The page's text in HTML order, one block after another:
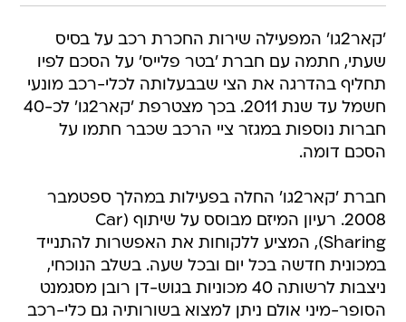
'קאר2גו' המפעילה שירות החכרת רכב על בסיס
שעתי, חתמה עם חברת 'בטר פלייס' על הסכם לפיו
תחליף בהדרגה את הצי שבבעלותה לכלי-רכב מונעי
חשמל עד שנת 2011. בכך מצטרפת 'קאר2גו' לכ-40
חברות נוספות במגזר ציי הרכב שכבר חתמו על
הסכם דומה.
חברת 'קאר2גו' החלה בפעילות במהלך ספטמבר
2008. רעיון המיזם מבוסס על שיתוף (Car
Sharing), המציע ללקוחות את האפשרות להתנייד
במכונית חדשה בכל יום ובכל שעה. בשלב הנוכחי,
ניצבות לרשותה 40 מכוניות בגוש-דן רובן מסגמנט
הסופר-מיני אולם ניתן למצוא בשורותיה גם כלי-רכב